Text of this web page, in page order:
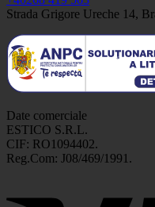
Strada Grigore Ureche 14,
Date comerciale
ESTICO S.R.L.
CIF: RO1094402.
Reg.Com: J08/469/1991.